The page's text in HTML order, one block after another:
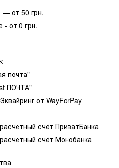
— от 50 грн.
- от 0 грн.
почта"
ПОЧТА"
от WayForPay
счёт ПриватБанка
счёт Монобанка